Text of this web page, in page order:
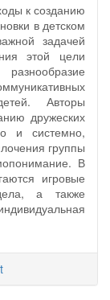
к созданию
в детском
задачей
этой цели
Авторы
дружеских
и системно,
группы
В
игровые
а также